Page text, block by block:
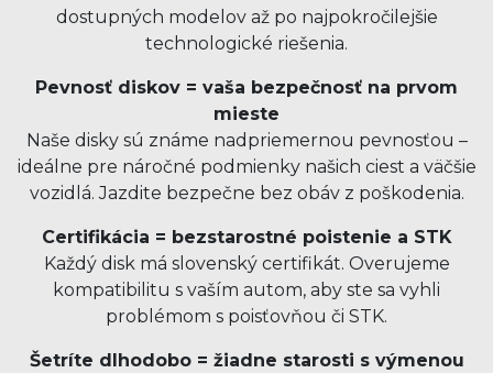
dostupných modelov až po najpokročilejšie
technologické riešenia.
Pevnosť diskov = vaša bezpečnosť na prvom
mieste
Naše disky sú známe nadpriemernou pevnosťou –
ideálne pre náročné podmienky našich ciest a väčšie
vozidlá. Jazdite bezpečne bez obáv z poškodenia.
Certifikácia = bezstarostné poistenie a STK
Každý disk má slovenský certifikát. Overujeme
kompatibilitu s vaším autom, aby ste sa vyhli
problémom s poisťovňou či STK.
Šetríte dlhodobo = žiadne starosti s výmenou